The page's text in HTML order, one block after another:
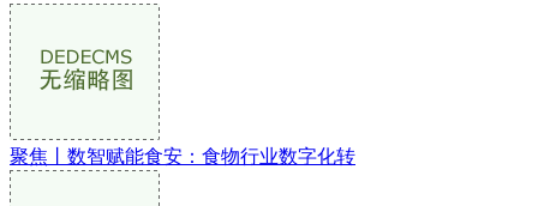
聚焦丨数智赋能食安：食物行业数字化转